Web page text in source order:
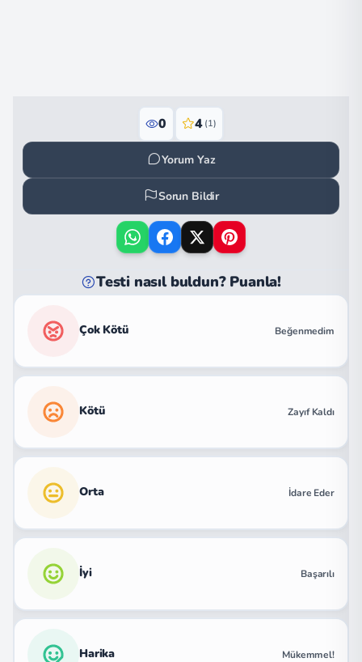
0 4 (1)
Yorum Yaz
Sorun Bildir
Testi nasıl buldun? Puanla!
Çok Kötü Beğenmedim
Kötü Zayıf Kaldı
Orta İdare Eder
İyi Başarılı
Harika Mükemmel!